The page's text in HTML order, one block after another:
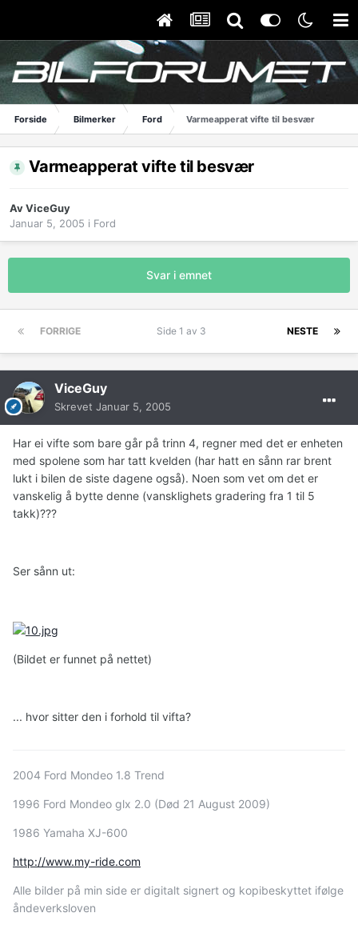
Forside Bilmerker Ford Varmeapperat vifte til besvær
Varmeapperat vifte til besvær
AvViceGuy
Januar 5, 2005 i Ford
Svar i emnet
FORRIGE NESTE
Side 1 av 3
ViceGuy
Skrevet Januar 5, 2005
Har ei vifte som bare går på trinn 4, regner med det er enheten
med spolene som har tatt kvelden (har hatt en sånn rar brent
lukt i bilen de siste dagene også). Noen som vet om det er
vanskelig å bytte denne (vansklighets gradering fra 1 til 5
takk)???
Ser sånn ut:
(Bildet er funnet på nettet)
... hvor sitter den i forhold til vifta?
2004 Ford Mondeo 1.8 Trend
1996 Ford Mondeo glx 2.0 (Død 21 August 2009)
1986 Yamaha XJ-600
http://www.my-ride.com
Alle bilder på min side er digitalt signert og kopibeskyttet ifølge
åndeverksloven